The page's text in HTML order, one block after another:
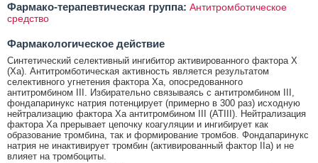
Фармако-терапевтическая группа: Антитромботическое
средство
Фармакологическое действие
Синтетический селективный ингибитор активированного фактора X
(Xa). Антитромботическая активность является результатом
селективного угнетения фактора Xa, опосредованного
антитромбином III. Избирательно связываясь с антитромбином III,
фондапаринукс натрия потенцирует (примерно в 300 раз) исходную
нейтрализацию фактора Ха антитромбином III (ATIII). Нейтрализация
фактора Ха прерывает цепочку коагуляции и ингибирует как
образование тромбина, так и формирование тромбов. Фондапаринукс
натрия не инактивирует тромбин (активированный фактор IIa) и не
влияет на тромбоциты.